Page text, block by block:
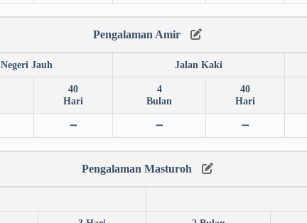
Pengalaman Amir
Negeri Jauh Jalan Kaki
40
Hari
4
Bulan
40
Hari
➖ ➖ ➖
Pengalaman Masturoh